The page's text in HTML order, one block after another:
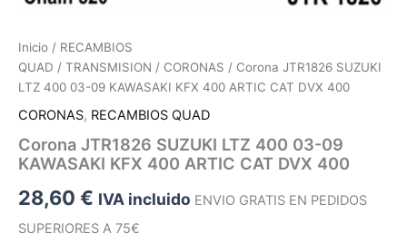
Inicio / RECAMBIOS
QUAD / TRANSMISION / CORONAS / Corona JTR1826 SUZUKI
LTZ 400 03-09 KAWASAKI KFX 400 ARTIC CAT DVX 400
CORONAS, RECAMBIOS QUAD
Corona JTR1826 SUZUKI LTZ 400 03-09
KAWASAKI KFX 400 ARTIC CAT DVX 400
28,60 € IVA incluido ENVIO GRATIS EN PEDIDOS
SUPERIORES A 75€